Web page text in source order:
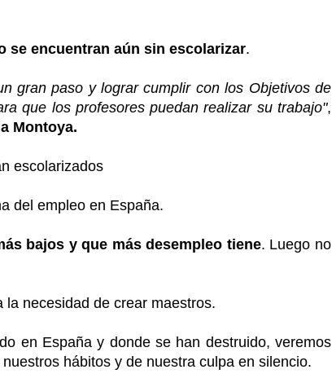
se encuentran aún sin escolarizar.
gran paso y lograr cumplir con los Objetivos de
que los profesores puedan realizar su trabajo",
Montoya.
escolarizados
del empleo en España.
bajos y que más desempleo tiene. Luego no
la necesidad de crear maestros.
en España y donde se han destruido, veremos
hábitos y de nuestra culpa en silencio.